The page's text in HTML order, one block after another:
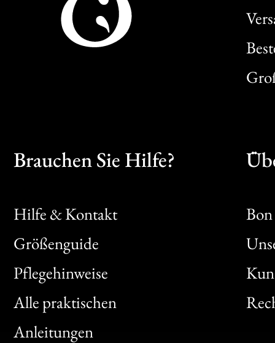
Brauchen Sie Hilfe?
Hilfe & Kontakt
Größenguide
Pflegehinweise
Alle praktischen
Anleitungen
Bon
Clic